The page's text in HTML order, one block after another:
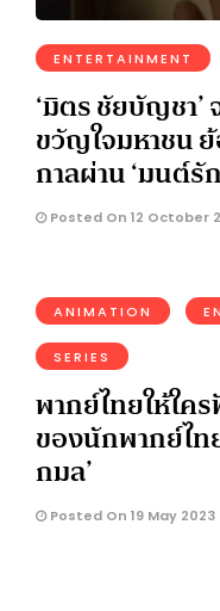
ENTERTAINMENT
‘มิตร ชัยบัญชา’
ขวัญใจมหาชน
กาลผ่าน ‘มนต์รั
Posted On 12 October
ANIMATION
SERIES
พากย์ไทยให้ใค
ของนักพากย์ไ
กมล’
Posted On 19 May 2023